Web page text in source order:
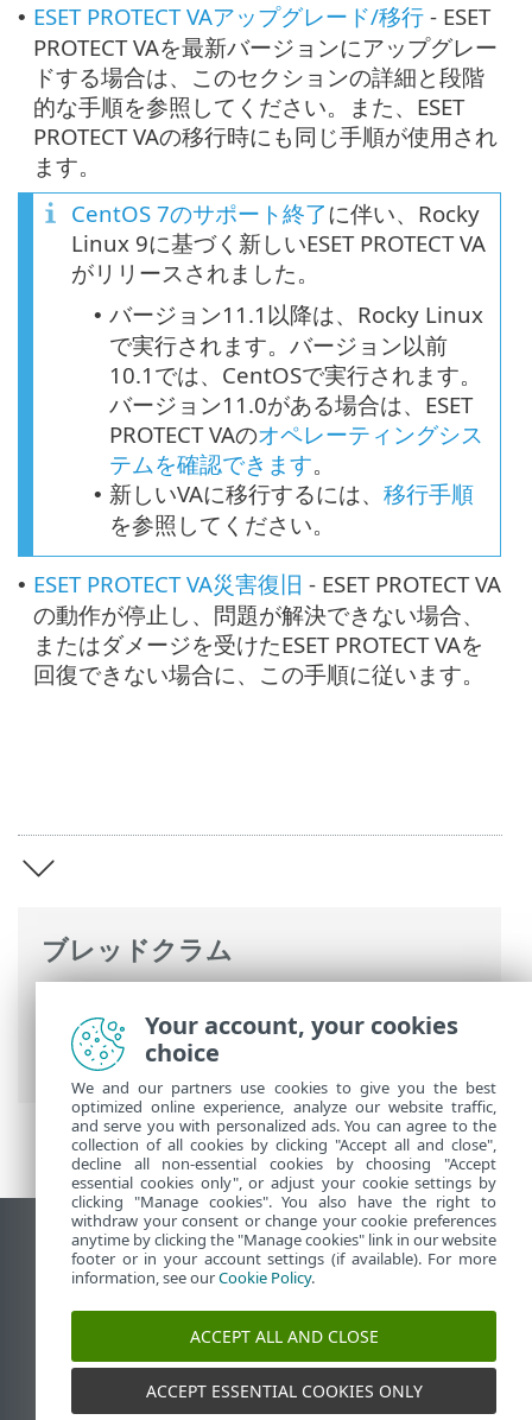
ブレッドクラム
On-Prem
>ESET PROTECT仮想アプライア
ンスの概要
• ESET PROTECT VAアップグレード/移行 - ESET
PROTECT VAを最新バージョンにアップグレー
ドする場合は、このセクションの詳細と段階
的な手順を参照してください。また、ESET
PROTECT VAの移行時にも同じ手順が使用され
ます。
CentOS 7のサポート終了に伴い、Rocky
Linux 9に基づく新しいESET PROTECT VA
がリリースされました。
• バージョン11.1以降は、Rocky Linux
で実行されます。バージョン以前
10.1では、CentOSで実行されます。
バージョン11.0がある場合は、ESET
PROTECT VAのオペレーティングシス
テムを確認できます。
• 新しいVAに移行するには、 移行手順
を参照してください。
• ESET PROTECT VA災害復旧 - ESET PROTECT VA
の動作が停止し、問題が解決できない場合、
またはダメージを受けたESET PROTECT VAを
回復できない場合に、この手順に従います。
デスクトップサイトの表示
End of Life
ESETナレッジベース
ESETフォーラム
ESET Status Portal
地域サポート
Your account, your cookies
choice
We and our partners use cookies to give you the best
optimized online experience, analyze our website traffic,
and serve you with personalized ads. You can agree to the
collection of all cookies by clicking "Accept all and close",
decline all non-essential cookies by choosing "Accept
essential cookies only", or adjust your cookie settings by
clicking "Manage cookies". You also have the right to
withdraw your consent or change your cookie preferences
anytime by clicking the "Manage cookies" link in our website
footer or in your account settings (if available). For more
information, see ourCookie Policy.
ACCEPT ALL AND CLOSE
ACCEPT ESSENTIAL COOKIES ONLY